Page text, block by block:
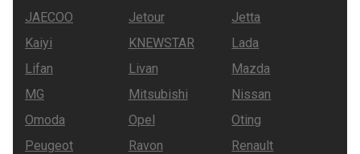
JAECOO
Jetour
Jetta
Kaiyi
KNEWSTAR
Lada
Lifan
Livan
Mazda
MG
Mitsubishi
Nissan
Omoda
Opel
Oting
Peugeot
Ravon
Renault